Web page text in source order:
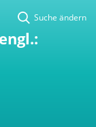
Suche ändern